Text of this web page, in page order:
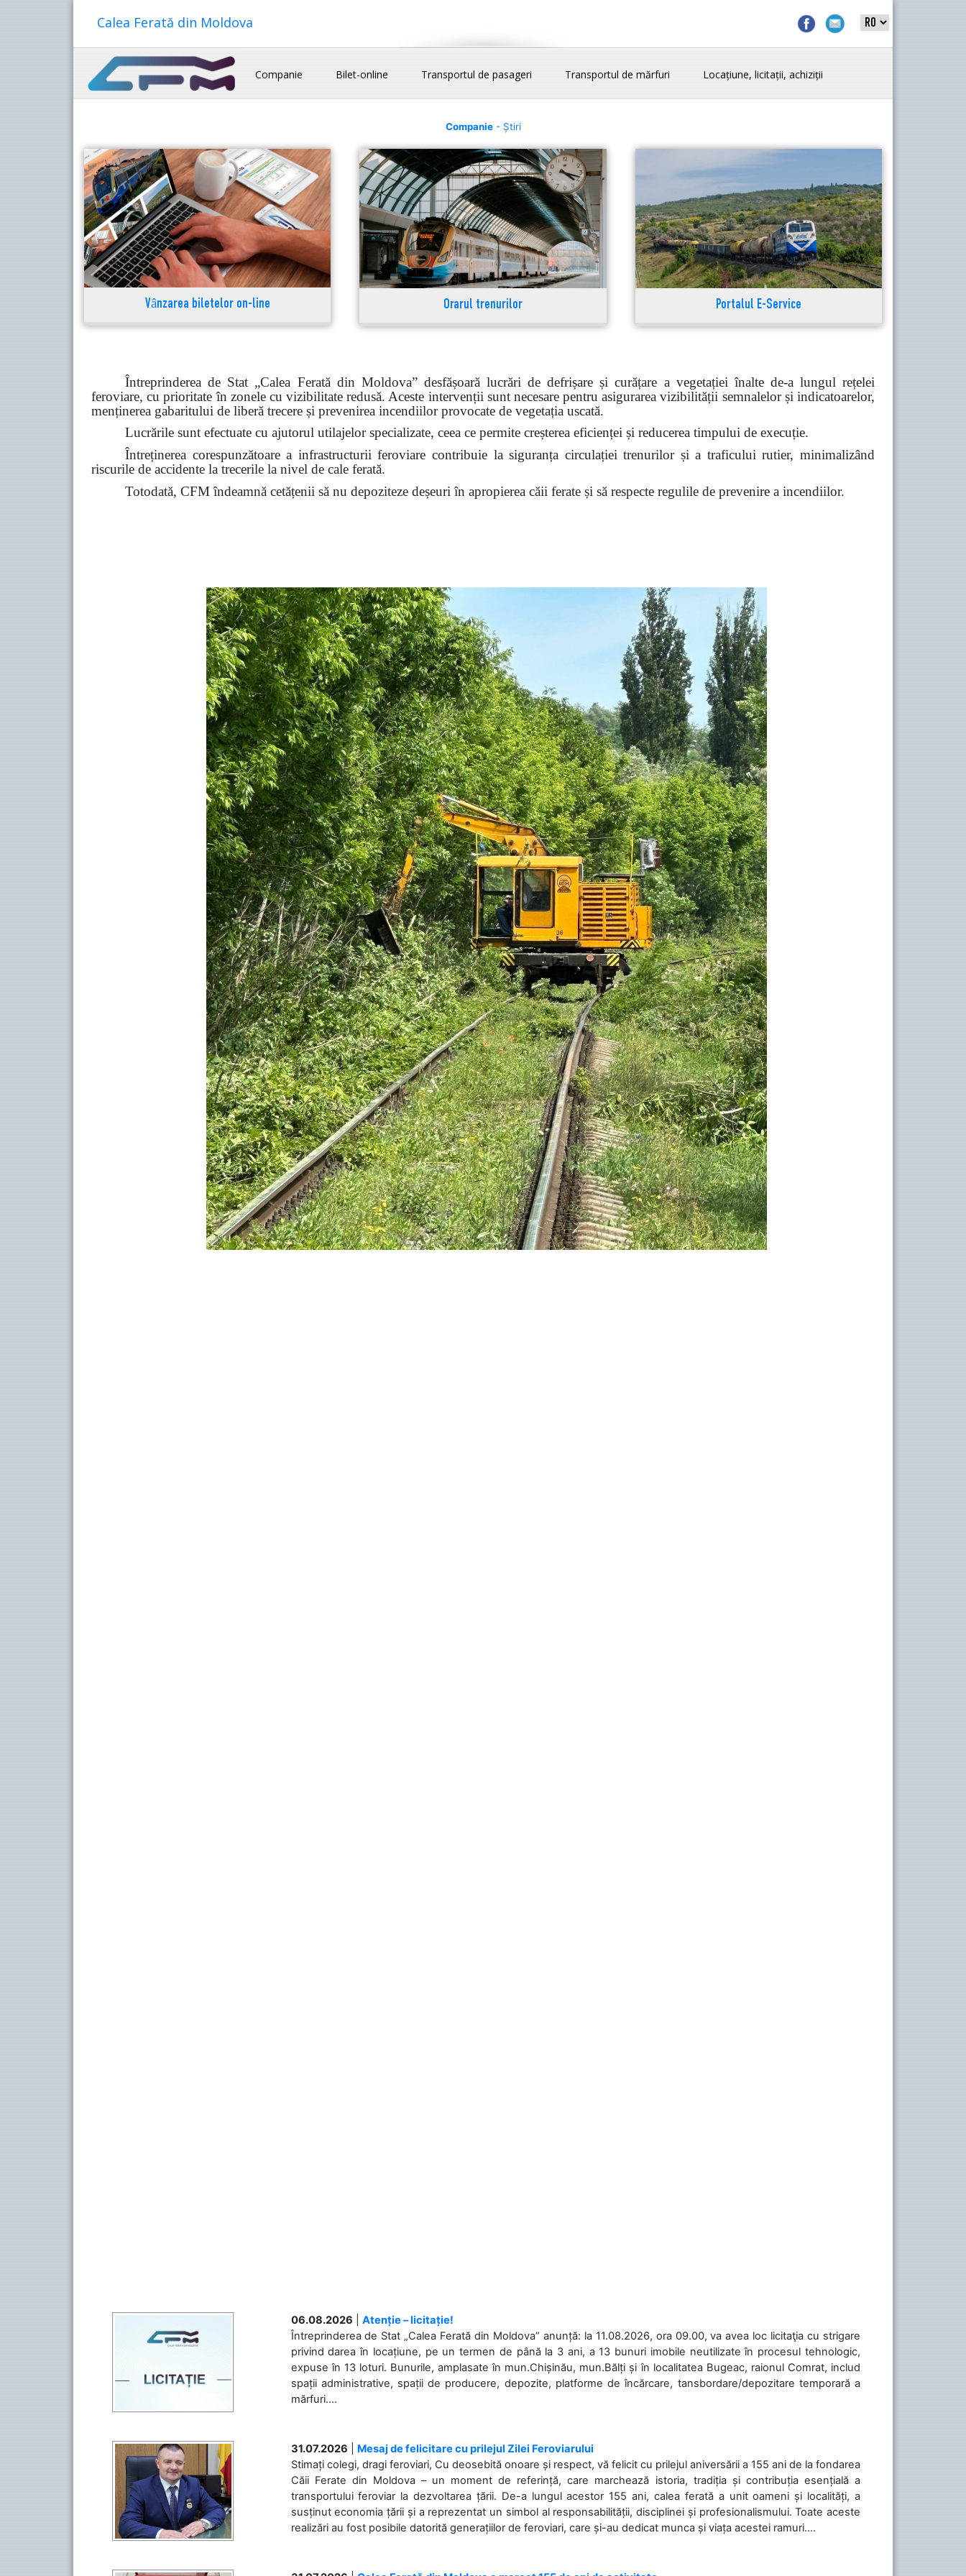
Calea Ferată din Moldova
Companie Bilet-online Transportul de pasageri Transportul de mărfuri Locațiune, licitații, achiziții
Companie- Știri
Vânzarea biletelor on-line Orarul trenurilor Portalul E-Service
Întreprinderea de Stat „Calea Ferată din Moldova” desfășoară lucrări de defrișare și curățare a vegetației înalte de-a lungul rețelei
feroviare, cu prioritate în zonele cu vizibilitate redusă. Aceste intervenții sunt necesare pentru asigurarea vizibilității semnalelor și indicatoarelor,
menținerea gabaritului de liberă trecere și prevenirea incendiilor provocate de vegetația uscată.
Lucrările sunt efectuate cu ajutorul utilajelor specializate, ceea ce permite creșterea eficienței și reducerea timpului de execuție.
Întreținerea corespunzătoare a infrastructurii feroviare contribuie la siguranța circulației trenurilor și a traficului rutier, minimalizând
riscurile de accidente la trecerile la nivel de cale ferată.
Totodată, CFM îndeamnă cetățenii să nu depoziteze deșeuri în apropierea căii ferate și să respecte regulile de prevenire a incendiilor.
06.08.2026
Atenție – licitație!
Întreprinderea de Stat „Calea Ferată din Moldova” anunță: la 11.08.2026, ora 09.00, va avea loc licitaţia cu strigare
privind darea în locațiune, pe un termen de până la 3 ani, a 13 bunuri imobile neutilizate în procesul tehnologic,
expuse în 13 loturi. Bunurile, amplasate în mun.Chișinău, mun.Bălți și în localitatea Bugeac, raionul Comrat, includ
spații administrative, spații de producere, depozite, platforme de încărcare, tansbordare/depozitare temporară a
mărfuri....
31.07.2026
Mesaj de felicitare cu prilejul Zilei Feroviarului
Stimați colegi, dragi feroviari, Cu deosebită onoare și respect, vă felicit cu prilejul aniversării a 155 ani de la fondarea
Căii Ferate din Moldova – un moment de referință, care marchează istoria, tradiția și contribuția esențială a
transportului feroviar la dezvoltarea țării. De-a lungul acestor 155 ani, calea ferată a unit oameni și localități, a
susținut economia țării și a reprezentat un simbol al responsabilității, disciplinei și profesionalismului. Toate aceste
realizări au fost posibile datorită generațiilor de feroviari, care și-au dedicat munca și viața acestei ramuri....